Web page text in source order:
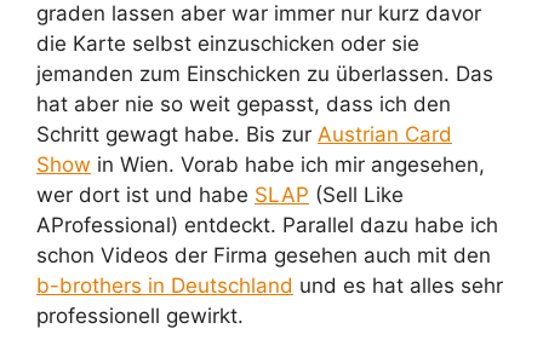
graden lassen aber war immer nur kurz davor
die Karte selbst einzuschicken oder sie
jemanden zum Einschicken zu überlassen. Das
hat aber nie so weit gepasst, dass ich den
Schritt gewagt habe. Bis zur Austrian Card
Show in Wien. Vorab habe ich mir angesehen,
wer dort ist und habe SLAP (Sell Like
AProfessional) entdeckt. Parallel dazu habe ich
schon Videos der Firma gesehen auch mit den
b-brothers in Deutschland und es hat alles sehr
professionell gewirkt.